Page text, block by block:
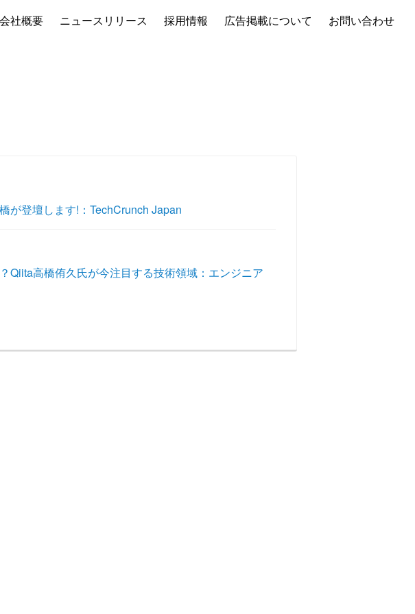
会社概要 ニュースリリース 採用情報 広告掲載について お問い合わせ
が登壇します!：TechCrunch Japan
Qiita高橋侑久氏が今注目する技術領域：エンジニア